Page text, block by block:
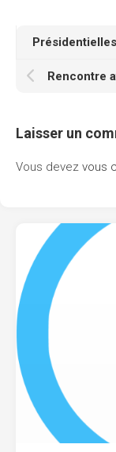
Laisser un
Vous devez vous